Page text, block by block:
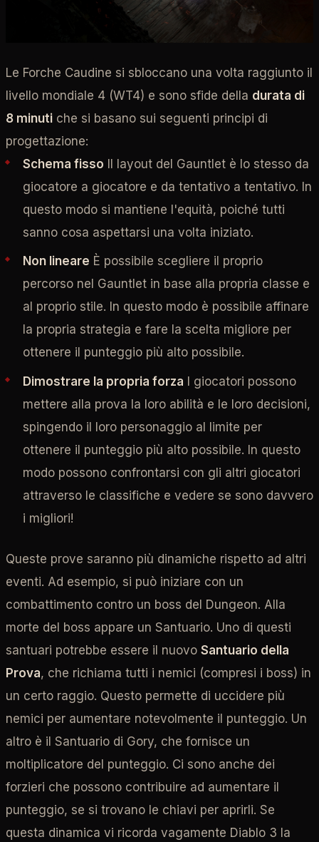
Le Forche Caudine si sbloccano una volta raggiunto il
livello mondiale 4 (WT4) e sono sfide della durata di
8 minuti che si basano sui seguenti principi di
progettazione:
Schema fisso Il layout del Gauntlet è lo stesso da
giocatore a giocatore e da tentativo a tentativo. In
questo modo si mantiene l'equità, poiché tutti
sanno cosa aspettarsi una volta iniziato.
Non lineare È possibile scegliere il proprio
percorso nel Gauntlet in base alla propria classe e
al proprio stile. In questo modo è possibile affinare
la propria strategia e fare la scelta migliore per
ottenere il punteggio più alto possibile.
Dimostrare la propria forza I giocatori possono
mettere alla prova la loro abilità e le loro decisioni,
spingendo il loro personaggio al limite per
ottenere il punteggio più alto possibile. In questo
modo possono confrontarsi con gli altri giocatori
attraverso le classifiche e vedere se sono davvero
i migliori!
Queste prove saranno più dinamiche rispetto ad altri
eventi. Ad esempio, si può iniziare con un
combattimento contro un boss del Dungeon. Alla
morte del boss appare un Santuario. Uno di questi
santuari potrebbe essere il nuovo Santuario della
Prova, che richiama tutti i nemici (compresi i boss) in
un certo raggio. Questo permette di uccidere più
nemici per aumentare notevolmente il punteggio. Un
altro è il Santuario di Gory, che fornisce un
moltiplicatore del punteggio. Ci sono anche dei
forzieri che possono contribuire ad aumentare il
punteggio, se si trovano le chiavi per aprirli. Se
questa dinamica vi ricorda vagamente Diablo 3 la